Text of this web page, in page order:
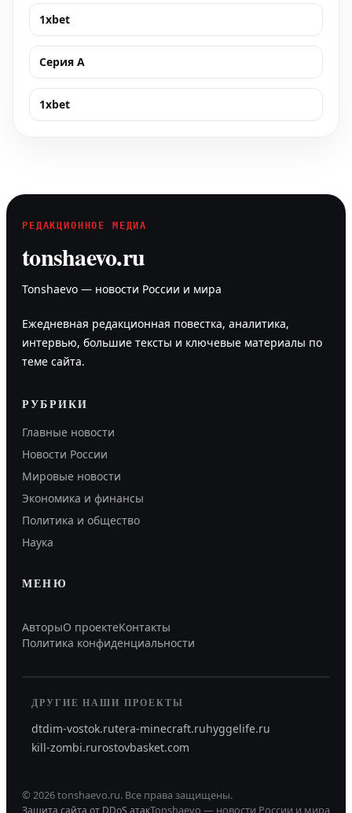
1xbet
Серия А
1xbet
РЕДАКЦИОННОЕ МЕДИА
tonshaevo.ru
Tonshaevo — новости России и мира
Ежедневная редакционная повестка, аналитика,
интервью, большие тексты и ключевые материалы по
теме сайта.
РУБРИКИ
Главные новости
Новости России
Мировые новости
Экономика и финансы
Политика и общество
Наука
МЕНЮ
АвторыО проектеКонтакты
Политика конфиденциальности
ДРУГИЕ НАШИ ПРОЕКТЫ
dtdim-vostok.rutera-minecraft.ruhyggelife.ru
kill-zombi.rurostovbasket.com
© 2026tonshaevo.ru. Все права защищены.
Защита сайта от DDoS атакTonshaevo — новости России и мира